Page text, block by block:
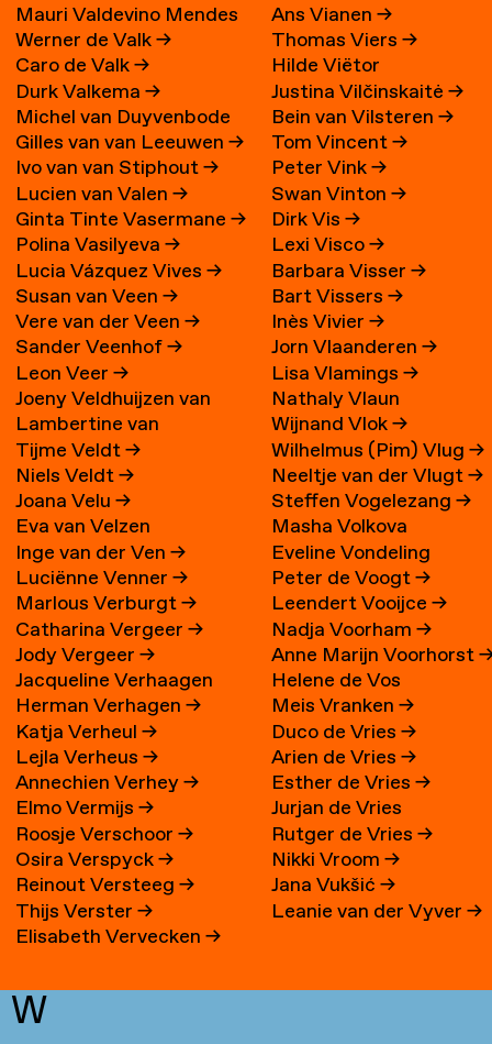
Mauri Valdevino Mendes
→
Werner de Valk→
Caro de Valk→
Durk Valkema→
Michel van Duyvenbode
Gilles van van Leeuwen→
Ivo van van Stiphout→
Lucien van Valen→
Ginta Tinte Vasermane→
Polina Vasilyeva→
Lucia Vázquez Vives→
Susan van Veen→
Vere van der Veen→
Sander Veenhof→
Leon Veer→
Joeny Veldhuijzen van
Zanten→
Lambertine van
Veldhuizen→
Tijme Veldt→
Niels Veldt→
Joana Velu→
Eva van Velzen
Inge van der Ven→
Luciënne Venner→
Marlous Verburgt→
Catharina Vergeer→
Jody Vergeer→
Jacqueline Verhaagen
Herman Verhagen→
Katja Verheul→
Lejla Verheus→
Annechien Verhey→
Elmo Vermijs→
Roosje Verschoor→
Osira Verspyck→
Reinout Versteeg→
Thijs Verster→
Elisabeth Vervecken→
Ans Vianen→
Thomas Viers→
Hilde Viëtor
Justina Vilčinskaitė→
Bein van Vilsteren→
Tom Vincent→
Peter Vink→
Swan Vinton→
Dirk Vis→
Lexi Visco→
Barbara Visser→
Bart Vissers→
Inès Vivier→
Jorn Vlaanderen→
Lisa Vlamings→
Nathaly Vlaun
Wijnand Vlok→
Wilhelmus (Pim) Vlug→
Neeltje van der Vlugt→
Steffen Vogelezang→
Masha Volkova
Eveline Vondeling
Peter de Voogt→
Leendert Vooijce→
Nadja Voorham→
Anne Marijn Voorhorst
Helene de Vos
Meis Vranken→
Duco de Vries→
Arien de Vries→
Esther de Vries→
Jurjan de Vries
Rutger de Vries→
Nikki Vroom→
Jana Vukšić→
Leanie van der Vyver→
W